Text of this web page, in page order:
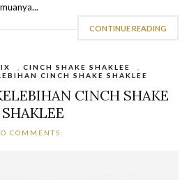
CONTINUE READING
CINCH SHAKE SHAKLEE
CINCH SHAKE SHAKLEE
CINCH SHAKE
SHAKLEE
COMMENTS: